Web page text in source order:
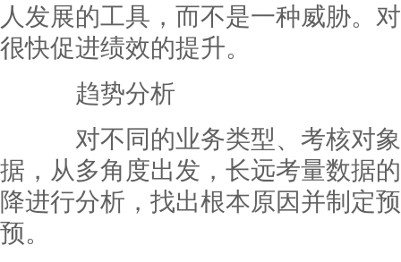
人发展的工具，而不是一种威胁。
很快促进绩效的提升。
趋势分析
对不同的业务类型、考核对象
据，从多角度出发，长远考量数据
降进行分析，找出根本原因并制定
预。